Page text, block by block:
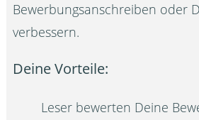
Bewerbungsanschreiben oder
verbessern.
Deine Vorteile:
Leser bewerten Deine